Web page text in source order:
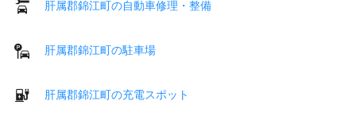
肝属郡錦江町の自動車修理・整備
肝属郡錦江町の駐車場
肝属郡錦江町の充電スポット